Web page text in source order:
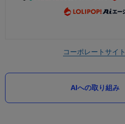
コーポレートサイト
AIへの取り組み